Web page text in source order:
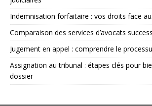
Indemnisation forfaitaire : vos droits face
Comparaison des services d’avocats
Jugement en appel : comprendre le
Assignation au tribunal : étapes clés pour
dossier